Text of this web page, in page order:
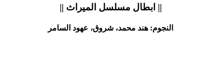
|| ابطال مسلسل الميراث ||
النجوم: هند محمد، شروق، عهود السامر